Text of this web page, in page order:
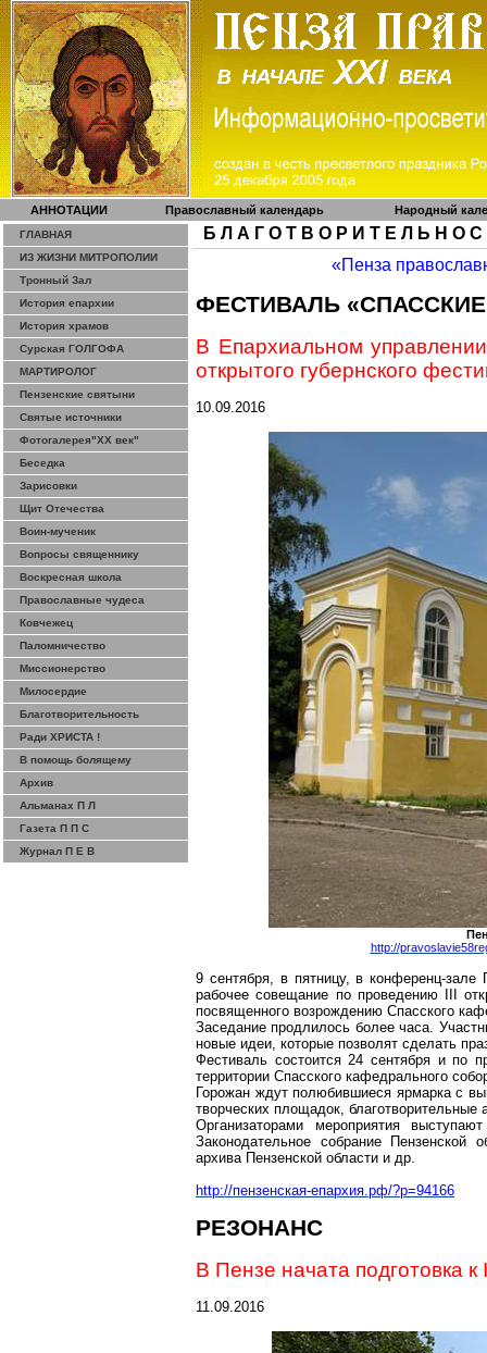
АННОТАЦИИ Православный календарь Народный
ГЛАВНАЯ
ИЗ ЖИЗНИ МИТРОПОЛИИ
Тронный Зал
История епархии
История храмов
Сурская ГОЛГОФА
МАРТИРОЛОГ
Пензенские святыни
Святые источники
Фотогалерея"ХХ век"
Беседка
Зарисовки
Щит Отечества
Воин-мученик
Вопросы священнику
Воскресная школа
Православные чудеса
Ковчежец
Паломничество
Миссионерство
Милосердие
Благотворительность
Ради ХРИСТА !
В помощь болящему
Архив
Альманах П Л
Газета П П С
Журнал П Е В
Б Л А Г О Т В О Р И Т Е Л Ь Н О С
«Пенза
ФЕСТИВАЛЬ
В Епархиальном
открытого губернского
10.09.2016
http://
9 сентября, в пятницу, в конференц-зале
рабочее совещание по проведению III
посвященного возрождению Спасского
Заседание продлилось более часа.
новые идеи, которые позволят сделать
Фестиваль состоится 24 сентября и по
территории Спасского кафедрального
Горожан ждут полюбившиеся ярмарка с
творческих площадок, благотворительные
Организаторами мероприятия
Законодательное собрание Пензенской
архива Пензенской области и др.
http://пензенская-епархия.рф/?p=94166
РЕЗОНАНС
В Пензе начата подготовка
11.09.2016